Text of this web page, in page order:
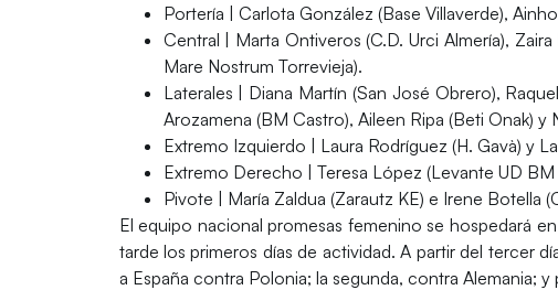
Portería | Carlota González (Base Villaverde),
Central | Marta Ontiveros (C.D. Urci Almería),
Mare Nostrum Torrevieja).
Laterales | Diana Martín (San José Obrero),
Arozamena (BM Castro), Aileen Ripa (Beti Onak) y
Extremo Izquierdo | Laura Rodríguez (H. Gavà) y
Extremo Derecho | Teresa López (Levante UD
Pivote | María Zaldua (Zarautz KE) e Irene Botella
El equipo nacional promesas femenino se hospedará
tarde los primeros días de actividad. A partir del tercer
a España contra Polonia; la segunda, contra Alemania; y